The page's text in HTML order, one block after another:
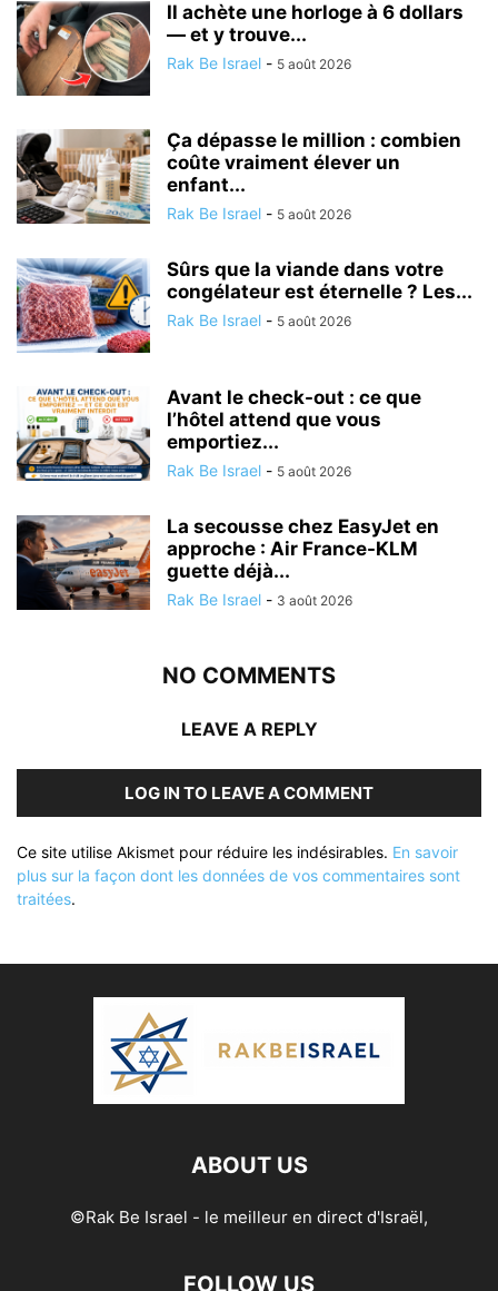
Il achète une horloge à 6 dollars
— et y trouve...
Rak Be Israel - 5 août 2026
Ça dépasse le million : combien
coûte vraiment élever un
enfant...
Rak Be Israel - 5 août 2026
Sûrs que la viande dans votre
congélateur est éternelle ? Les...
Rak Be Israel - 5 août 2026
Avant le check-out : ce que
l’hôtel attend que vous
emportiez...
Rak Be Israel - 5 août 2026
La secousse chez EasyJet en
approche : Air France-KLM
guette déjà...
Rak Be Israel - 3 août 2026
NO COMMENTS
LEAVE A REPLY
LOG IN TO LEAVE A COMMENT
Ce site utilise Akismet pour réduire les indésirables. En savoir
plus sur la façon dont les données de vos commentaires sont
traitées.
ABOUT US
©Rak Be Israel - le meilleur en direct d'Israël,
FOLLOW US